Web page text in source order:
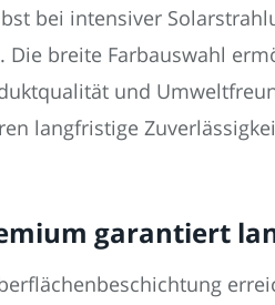
bei intensiver
Die breite Farbauswahl
und
langfristige
garantiert